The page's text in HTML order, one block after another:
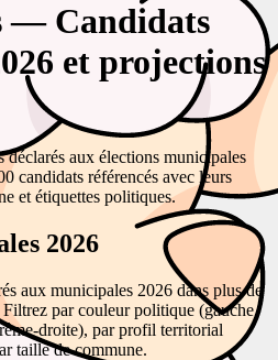
— Candidats
et projections
déclarés aux élections municipales
candidats référencés avec leurs
et étiquettes politiques.
2026
aux municipales 2026 dans plus de
par couleur politique (gauche,
droite), par profil territorial
taille de commune.